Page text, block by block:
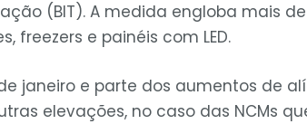
(BIT). A medida engloba mais
freezers e painéis com LED.
janeiro e parte dos aumentos de
elevações, no caso das NCMs